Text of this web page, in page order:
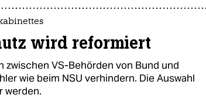
wird reformiert
zwischen VS-Behörden von Bund und
wie beim NSU verhindern. Die Auswahl
werden.